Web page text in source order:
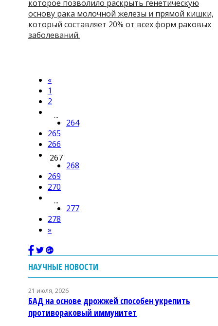
которое позволило раскрыть генетическую
основу рака молочной железы и прямой кишки,
который составляет 20% от всех форм раковых
заболеваний.
«
1
2
...
264
265
266
267
268
269
270
...
277
278
»
НАУЧНЫЕ НОВОСТИ
21 июля, 2026
БАД на основе дрожжей способен укрепить
противораковый иммунитет